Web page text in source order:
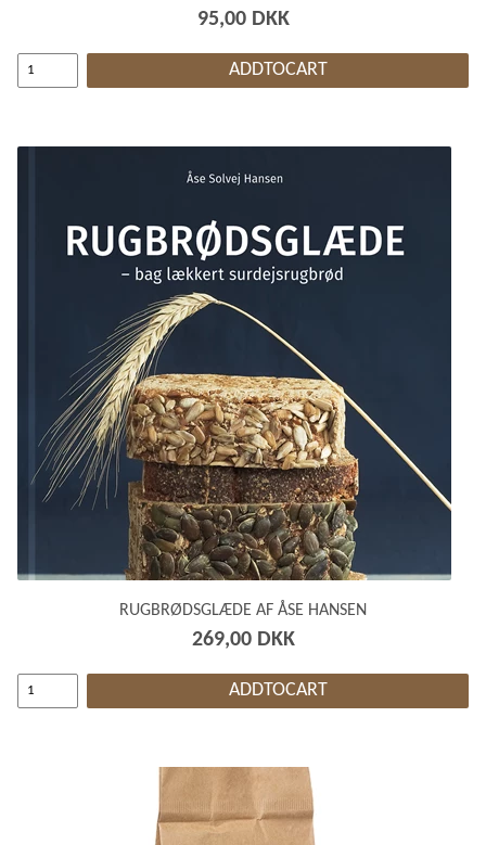
95,00 DKK
ADDTOCART
RUGBRØDSGLÆDE AF ÅSE HANSEN
269,00 DKK
ADDTOCART